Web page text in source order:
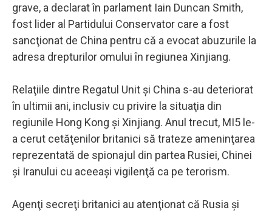
grave, a declarat în parlament Iain Duncan Smith,
fost lider al Partidului Conservator care a fost
sancţionat de China pentru că a evocat abuzurile la
adresa drepturilor omului în regiunea Xinjiang.
Relaţiile dintre Regatul Unit şi China s-au deteriorat
în ultimii ani, inclusiv cu privire la situaţia din
regiunile Hong Kong şi Xinjiang. Anul trecut, MI5 le-
a cerut cetăţenilor britanici să trateze ameninţarea
reprezentată de spionajul din partea Rusiei, Chinei
şi Iranului cu aceeaşi vigilenţă ca pe terorism.
Agenţi secreţi britanici au atenţionat că Rusia şi